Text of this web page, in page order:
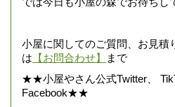
小屋に関してのご質問、お見積
は 【お問合わせ】
まで
★★小屋やさん公式Twitter、
Facebook★★